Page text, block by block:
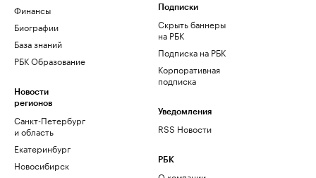
Финансы
Биографии
База знаний
РБК Образование
Новости
регионов
Санкт-Петербург
и область
Екатеринбург
Новосибирск
Подписки
Скрыть баннеры
на РБК
Подписка на РБК
Корпоративная
подписка
Уведомления
RSS Новости
РБК